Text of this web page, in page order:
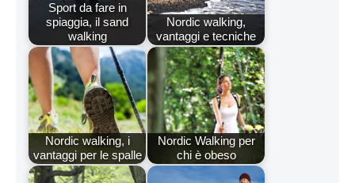
Sport da fare in
spiaggia, il sand
walking
Nordic walking,
vantaggi e tecniche
Nordic walking, i
vantaggi per le spalle
Nordic Walking per
chi è obeso